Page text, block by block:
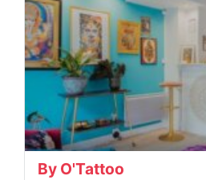
By O'Tattoo